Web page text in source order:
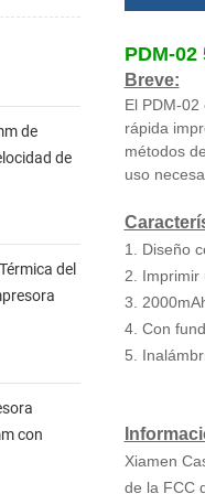
PDM-
Breve:
El PDM-02
rápida
métodos
uso
1.
Diseño
2. Imprimir
3.
4. Con
5.
Xiamen
de la FCC
de
de
del
del
con